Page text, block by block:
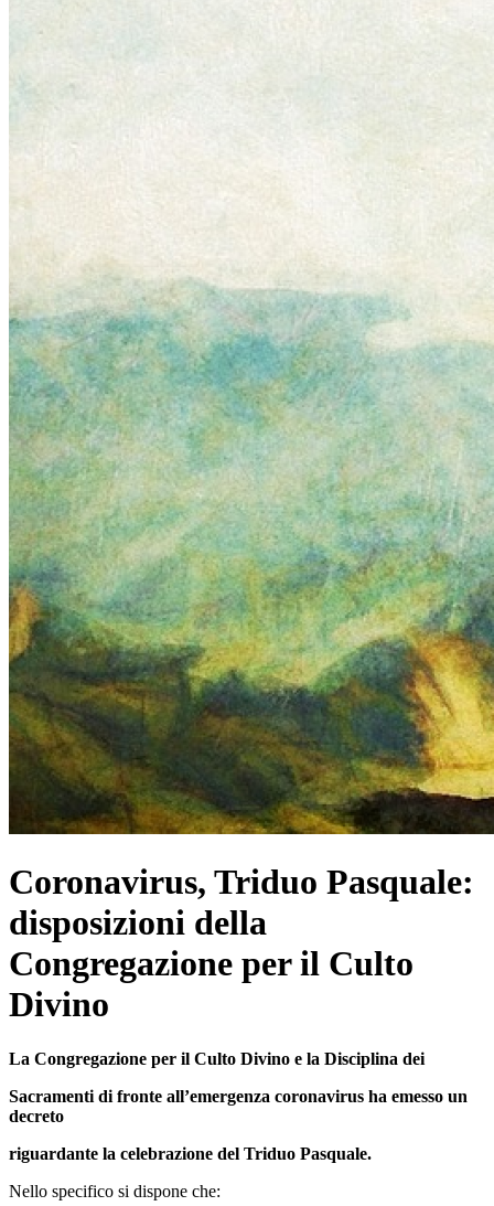
Coronavirus, Triduo Pasquale:
disposizioni della
Congregazione per il Culto
Divino
La Congregazione per il Culto Divino e la Disciplina dei
Sacramenti di fronte all’emergenza coronavirus ha emesso un
decreto
riguardante la celebrazione del Triduo Pasquale.
Nello specifico si dispone che: